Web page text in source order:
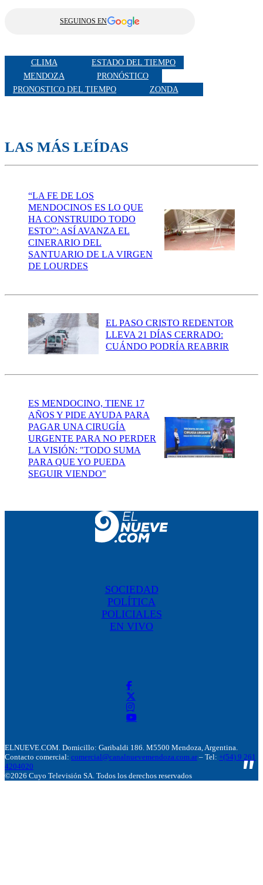
SEGUINOS EN
CLIMA
ESTADO DEL TIEMPO
MENDOZA
PRONÓSTICO
PRONOSTICO DEL TIEMPO
ZONDA
LAS MÁS LEÍDAS
“LA FE DE LOS
MENDOCINOS ES LO QUE
HA CONSTRUIDO TODO
ESTO”: ASÍ AVANZA EL
CINERARIO DEL
SANTUARIO DE LA VIRGEN
DE LOURDES
EL PASO CRISTO REDENTOR
LLEVA 21 DÍAS CERRADO:
CUÁNDO PODRÍA REABRIR
ES MENDOCINO, TIENE 17
AÑOS Y PIDE AYUDA PARA
PAGAR UNA CIRUGÍA
URGENTE PARA NO PERDER
LA VISIÓN: "TODO SUMA
PARA QUE YO PUEDA
SEGUIR VIENDO"
SOCIEDAD
POLÍTICA
POLICIALES
EN VIVO
ELNUEVE.COM. Domicillo: Garibaldi 186. M5500 Mendoza, Argentina.
Contacto comercial: comercial@canalnuevemendoza.com.ar – Tel: +(54) 9 261
4204020
©2026 Cuyo Televisión SA. Todos los derechos reservados